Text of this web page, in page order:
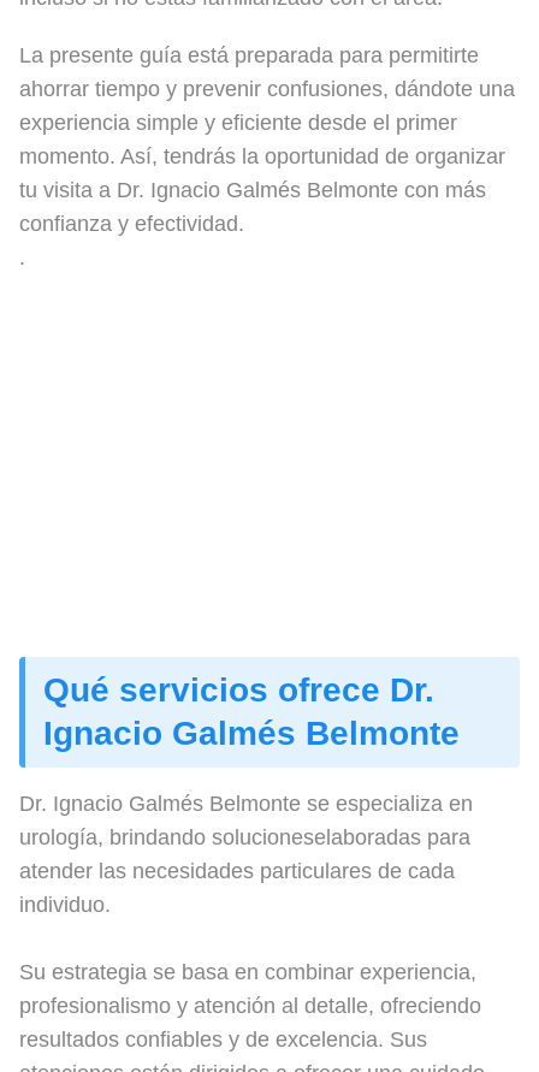
La presente guía está preparada para permitirte
ahorrar tiempo y prevenir confusiones, dándote una
experiencia simple y eficiente desde el primer
momento. Así, tendrás la oportunidad de organizar
tu visita a Dr. Ignacio Galmés Belmonte con más
confianza y efectividad.
.
Qué servicios ofrece Dr.
Ignacio Galmés Belmonte
Dr. Ignacio Galmés Belmonte se especializa en
urología, brindando solucioneselaboradas para
atender las necesidades particulares de cada
individuo.
Su estrategia se basa en combinar experiencia,
profesionalismo y atención al detalle, ofreciendo
resultados confiables y de excelencia. Sus